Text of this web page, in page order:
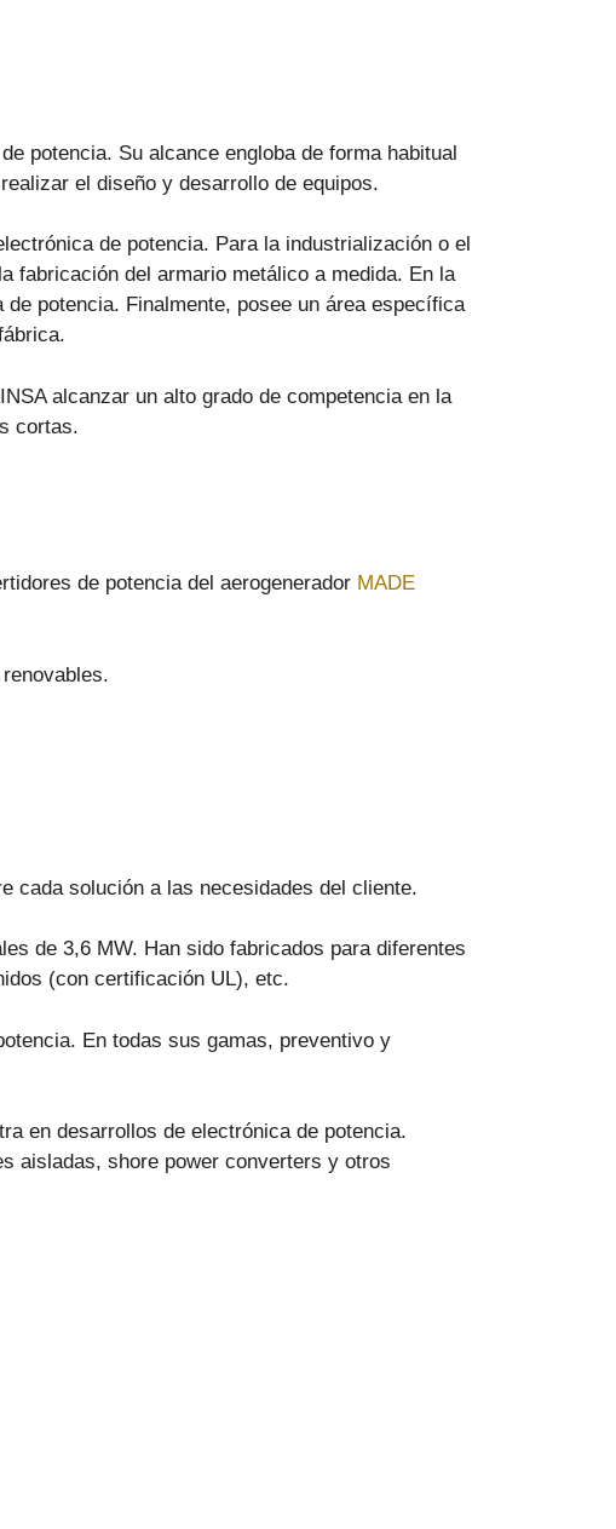
potencia. Su alcance engloba de forma habitual
el diseño y desarrollo de equipos.
de potencia. Para la industrialización o el
fabricación del armario metálico a medida. En la
potencia. Finalmente, posee un área específica
alcanzar un alto grado de competencia en la
cortas.
de potencia del aerogenerador MADE
cada solución a las necesidades del cliente.
de 3,6 MW. Han sido fabricados para diferentes
(con certificación UL), etc.
En todas sus gamas, preventivo y
en desarrollos de electrónica de potencia.
aisladas, shore power converters y otros